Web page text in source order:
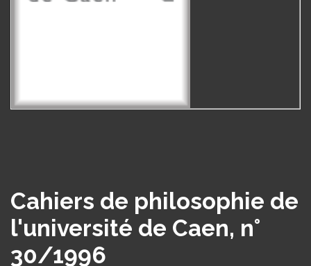
Cahiers de philosophie de
l'université de Caen, n°
30/1996